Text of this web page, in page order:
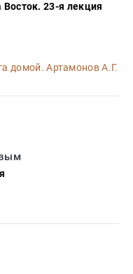
Восток. 23-я лекция
домой. Артамонов А.Г.